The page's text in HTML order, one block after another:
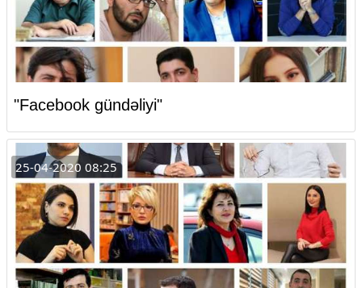
"Facebook gündəliyi"
25-04-2020 08:25